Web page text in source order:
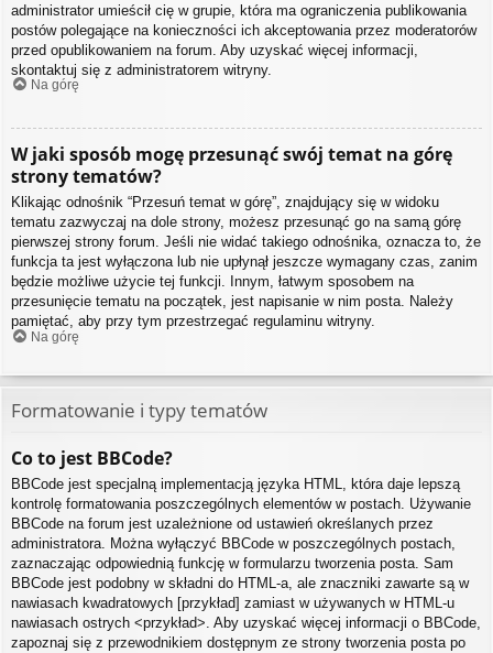
administrator umieścił cię w grupie, która ma ograniczenia publikowania
postów polegające na konieczności ich akceptowania przez moderatorów
przed opublikowaniem na forum. Aby uzyskać więcej informacji,
skontaktuj się z administratorem witryny.
Na górę
W jaki sposób mogę przesunąć swój temat na górę
strony tematów?
Klikając odnośnik “Przesuń temat w górę”, znajdujący się w widoku
tematu zazwyczaj na dole strony, możesz przesunąć go na samą górę
pierwszej strony forum. Jeśli nie widać takiego odnośnika, oznacza to, że
funkcja ta jest wyłączona lub nie upłynął jeszcze wymagany czas, zanim
będzie możliwe użycie tej funkcji. Innym, łatwym sposobem na
przesunięcie tematu na początek, jest napisanie w nim posta. Należy
pamiętać, aby przy tym przestrzegać regulaminu witryny.
Na górę
Formatowanie i typy tematów
Co to jest BBCode?
BBCode jest specjalną implementacją języka HTML, która daje lepszą
kontrolę formatowania poszczególnych elementów w postach. Używanie
BBCode na forum jest uzależnione od ustawień określanych przez
administratora. Można wyłączyć BBCode w poszczególnych postach,
zaznaczając odpowiednią funkcję w formularzu tworzenia posta. Sam
BBCode jest podobny w składni do HTML-a, ale znaczniki zawarte są w
nawiasach kwadratowych [przykład] zamiast w używanych w HTML-u
nawiasach ostrych <przykład>. Aby uzyskać więcej informacji o BBCode,
zapoznaj się z przewodnikiem dostępnym ze strony tworzenia posta po